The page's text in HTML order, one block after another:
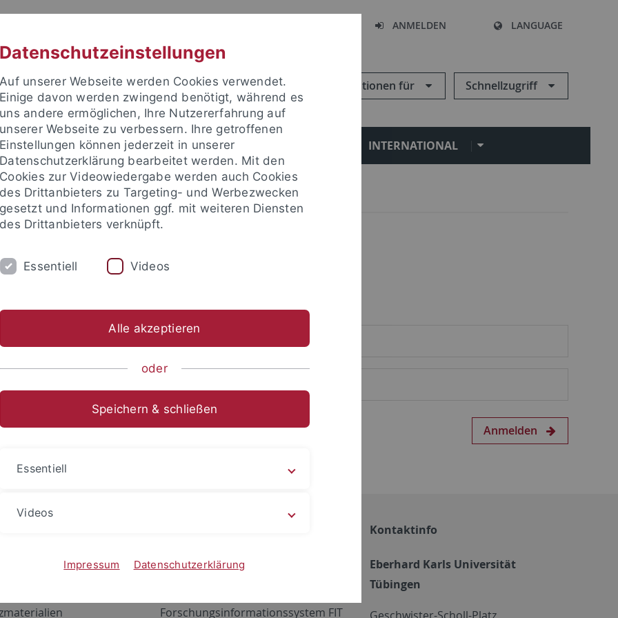
ANMELDEN LANGUAGE
Informationen für Schnellzugriff
FORSCHUNG EINRICHTUNGEN INTERNATIONAL
um sich anzumelden:
Anmelden
Netzwerk
ALMA
Forschungsinformationssystem FIT
Kontaktinfo
Eberhard Karls Universität
Tübingen
Datenschutzeinstellungen
Auf unserer Webseite werden Cookies verwendet.
Einige davon werden zwingend benötigt, während es
uns andere ermöglichen, Ihre Nutzererfahrung auf
unserer Webseite zu verbessern. Ihre getroffenen
Einstellungen können jederzeit in unserer
Datenschutzerklärung bearbeitet werden. Mit den
Cookies zur Videowiedergabe werden auch Cookies
des Drittanbieters zu Targeting- und Werbezwecken
gesetzt und Informationen ggf. mit weiteren Diensten
des Drittanbieters verknüpft.
Essentiell Videos
Alle akzeptieren
oder
Speichern & schließen
Essentiell
Videos
Impressum Datenschutzerklärung